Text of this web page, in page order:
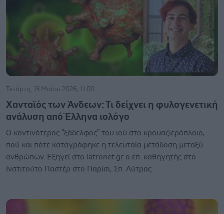
Τετάρτη, 13 Μαΐου 2026, 11:00
Χανταϊός των Άνδεων: Τι δείχνει η φυλογενετική
ανάλυση από Έλληνα ιολόγο
Ο κοντινότερος "ξάδελφος" του ιού στο κρουαζιερόπλοιο,
πού και πότε καταγράφηκε η τελευταία μετάδοση μεταξύ
ανθρώπων. Εξηγεί στο iatronet.gr ο επ. καθηγητής στο
Ινστιτούτο Παστέρ στο Παρίσι, Σπ. Λύτρας.